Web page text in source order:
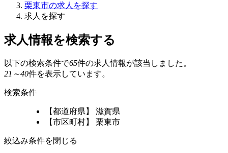
栗東市の求人を探す
求人を探す
求人情報を検索する
以下の検索条件で65件の求人情報が該当しました。
21～40件を表示しています。
検索条件
【都道府県】 滋賀県
【市区町村】 栗東市
絞込み条件を閉じる